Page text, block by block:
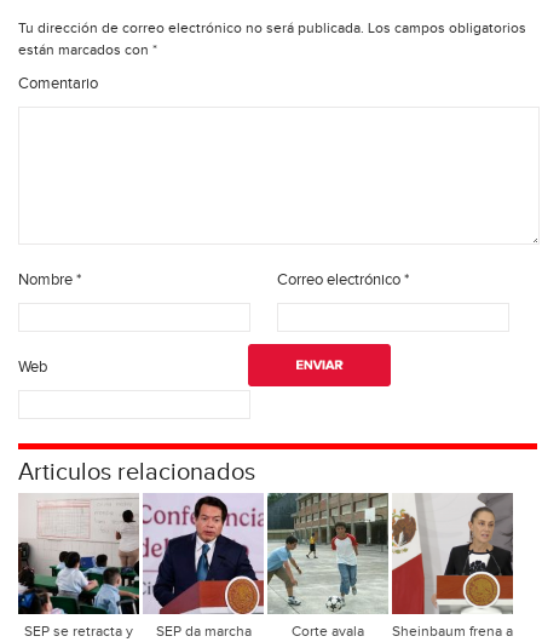
Tu dirección de correo electrónico no será publicada. Los campos obligatorios
están marcados con *
Comentario
Nombre* Correo electrónico*
Web
Articulos relacionados
SEP se retracta y
SEP da marcha
Corte avala
Sheinbaum frena a